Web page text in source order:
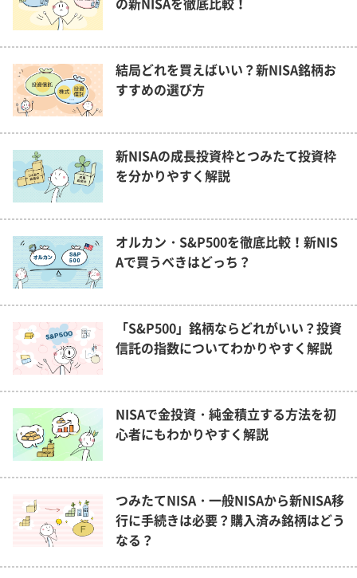
結局どれを買えばいい？新NISA銘柄お
すすめの選び方
新NISAの成長投資枠とつみたて投資枠
を分かりやすく解説
オルカン・S&P500を徹底比較！新NIS
Aで買うべきはどっち？
「S&P500」銘柄ならどれがいい？投資
信託の指数についてわかりやすく解説
NISAで金投資・純金積立する方法を初
心者にもわかりやすく解説
つみたてNISA・一般NISAから新NISA移
行に手続きは必要？購入済み銘柄はどう
なる？